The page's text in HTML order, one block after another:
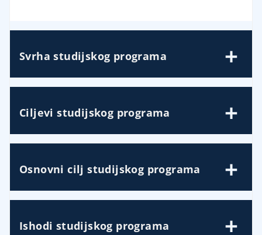
Svrha studijskog programa
Ciljevi studijskog programa
Osnovni cilj studijskog programa
Ishodi studijskog programa